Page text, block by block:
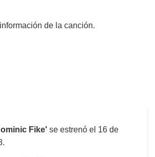
de la canción.
Fike' se estrenó el 16 de
.